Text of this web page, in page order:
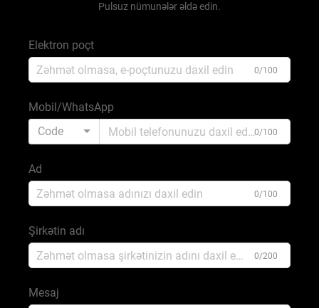
Pulsuz nümunələr əldə edin.
Elektron poçt
0/100
Mobil/WhatsApp
Code
0/100
Ad
0/100
Şirkətin adı
0/200
Mesaj